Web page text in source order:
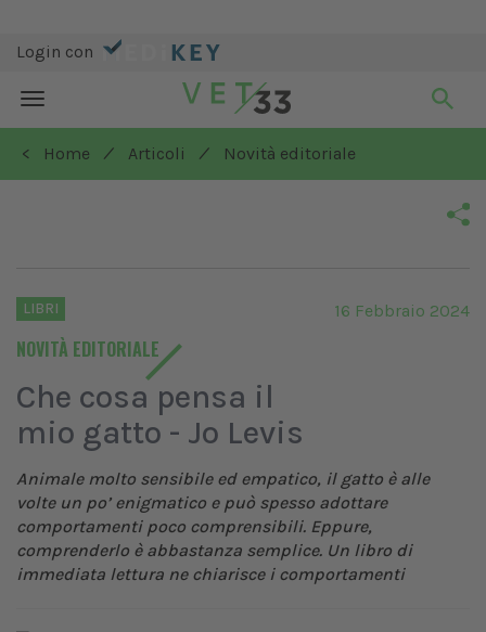
Login con
Toggle
navigation
< Home
/ Articoli / Novità editoriale
LIBRI
NOVITÀ EDITORIALE
16 Febbraio 2024
Che cosa pensa il
mio gatto - Jo Levis
Animale molto sensibile ed empatico, il gatto è alle
volte un po’ enigmatico e può spesso adottare
comportamenti poco comprensibili. Eppure,
comprenderlo è abbastanza semplice. Un libro di
immediata lettura ne chiarisce i comportamenti